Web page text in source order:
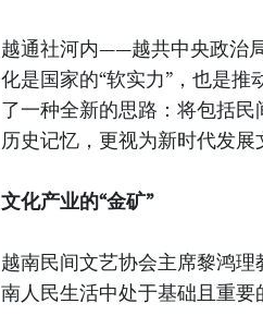
越通社河内——越共中央政治
化是国家的“软实力”，也是
了一种全新的思路：将包括
历史记忆，更视为新时代发
文化产业的“金矿”
越南民间文艺协会主席黎鸿
南人民生活中处于基础且重要